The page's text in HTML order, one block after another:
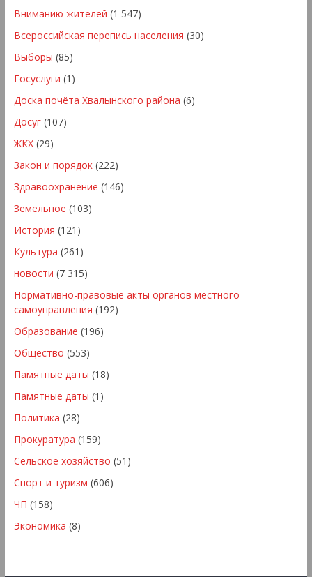
Вниманию жителей (1 547)
Всероссийская перепись населения (30)
Выборы (85)
Госуслуги (1)
Доска почёта Хвалынского района (6)
Досуг(107)
ЖКХ(29)
Закон и порядок(222)
Здравоохранение (146)
Земельное (103)
История (121)
Культура (261)
новости (7 315)
Нормативно-правовые акты органов местного
самоуправления (192)
Образование (196)
Общество (553)
Памятные даты (18)
Памятные даты (1)
Политика (28)
Прокуратура (159)
Сельское хозяйство (51)
Спорт и туризм (606)
ЧП (158)
Экономика (8)